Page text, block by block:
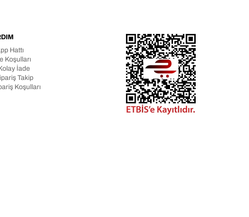
Hattı
Koşulları
İade
Takip
Koşulları